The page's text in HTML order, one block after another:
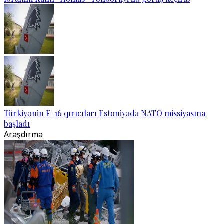
Türkiyənin F-16 qırıcıları Estoniyada NATO missiyasına
başladı
Araşdırma